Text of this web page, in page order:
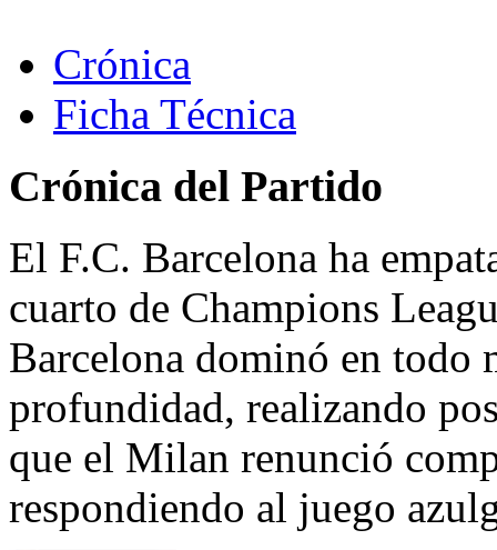
Crónica
Ficha Técnica
Crónica del Partido
El F.C. Barcelona ha
cuarto de Champions
Barcelona dominó en todo
profundidad, realizando
que el Milan renunció
respondiendo al juego